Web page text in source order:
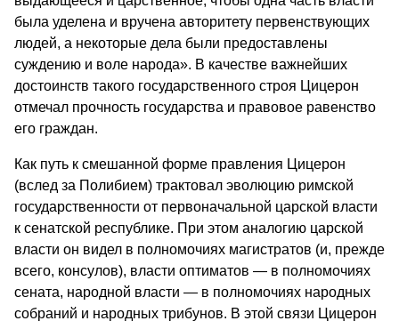
была уделена и вручена авторитету первенствующих
людей, а некоторые дела были предоставлены
суждению и воле народа». В качестве важнейших
достоинств такого государственного строя Цицерон
отмечал прочность государства и правовое равенство
его граждан.
Как путь к смешанной форме правления Цицерон
(вслед за Полибием) трактовал эволюцию римской
государственности от первоначальной царской власти
к сенатской республике. При этом аналогию царской
власти он видел в полномочиях магистратов (и, прежде
всего, консулов), власти оптиматов — в полномочиях
сената, народной власти — в полномочиях народных
собраний и народных трибунов. В этой связи Цицерон